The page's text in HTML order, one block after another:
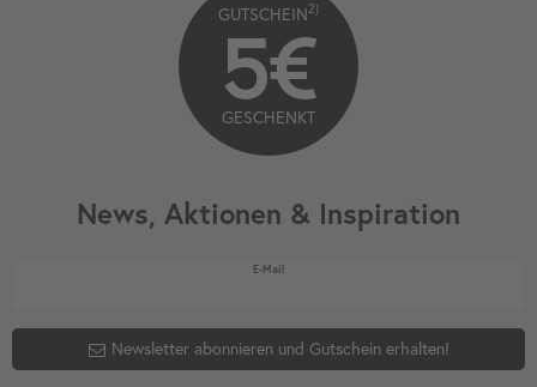
News, Aktionen & Inspiration
E-MailNewsletter Honig
Newsletter abonnieren und Gutschein erhalten!
GUTSCHEIN2)
5€
GESCHENKT